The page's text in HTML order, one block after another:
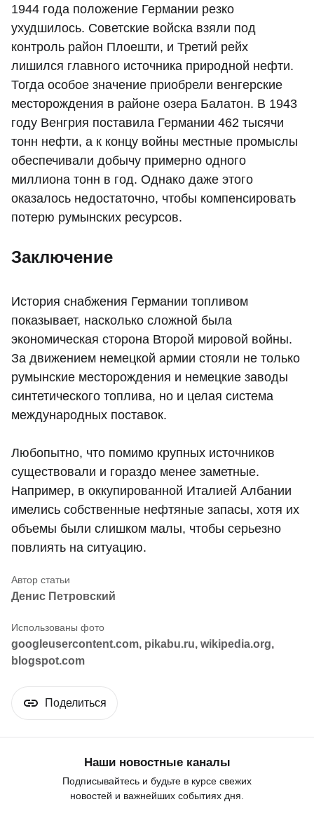
1944 года положение Германии резко
ухудшилось. Советские войска взяли под
контроль район Плоешти, и Третий рейх
лишился главного источника природной нефти.
Тогда особое значение приобрели венгерские
месторождения в районе озера Балатон. В 1943
году Венгрия поставила Германии 462 тысячи
тонн нефти, а к концу войны местные промыслы
обеспечивали добычу примерно одного
миллиона тонн в год. Однако даже этого
оказалось недостаточно, чтобы компенсировать
потерю румынских ресурсов.
Заключение
История снабжения Германии топливом
показывает, насколько сложной была
экономическая сторона Второй мировой войны.
За движением немецкой армии стояли не только
румынские месторождения и немецкие заводы
синтетического топлива, но и целая система
международных поставок.
Любопытно, что помимо крупных источников
существовали и гораздо менее заметные.
Например, в оккупированной Италией Албании
имелись собственные нефтяные запасы, хотя их
объемы были слишком малы, чтобы серьезно
повлиять на ситуацию.
Денис Петровский
googleusercontent.com, pikabu.ru, wikipedia.org,
blogspot.com
Поделиться
Наши новостные каналы
Подписывайтесь и будьте в курсе свежих
новостей и важнейших событиях дня.